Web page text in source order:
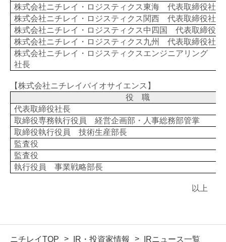
株式会社ニチレイ・ロジスティクス東海 代表取締役社長
株式会社ニチレイ・ロジスティクス関西 代表取締役社長
株式会社ニチレイ・ロジスティクス中四国 代表取締役社
株式会社ニチレイ・ロジスティクス九州 代表取締役社長
株式会社ニチレイ・ロジスティクスエンジニアリング 代
社長
【株式会社ニチレイバイオサイエンス】
役 職
代表取締役社長
取締役専務執行役員 経営企画部・人事総務部管掌
取締役執行役員 技術生産部長
監査役
監査役
執行役員 事業戦略部長
以上
ニチレイTOP IR・投資家情報 IRニュース一覧